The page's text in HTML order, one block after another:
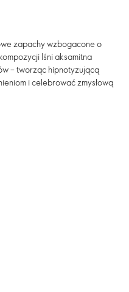
zapachy wzbogacone o
lśni aksamitna
– tworząc hipnotyzującą
i celebrować zmysłową